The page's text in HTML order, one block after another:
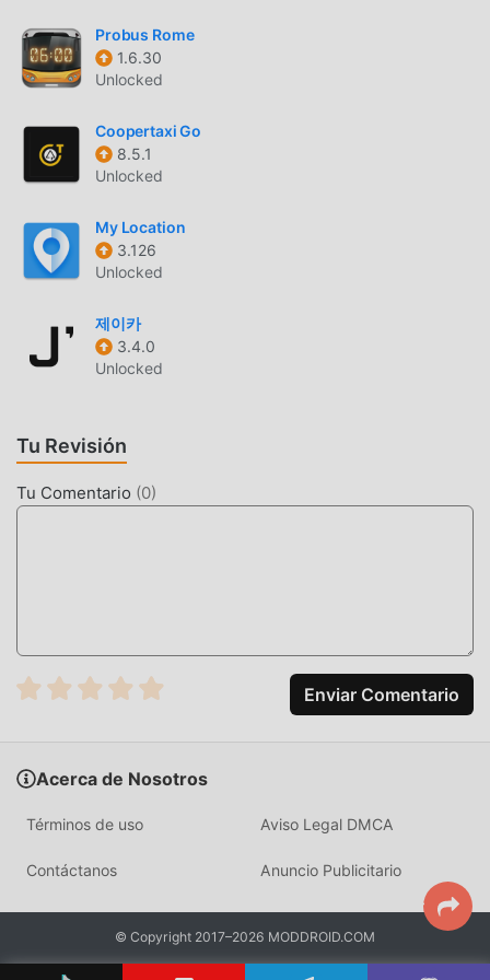
MODIFICACIÓN ÚNICA
completamente gratis, sino que también adjunta la versión
mod, brindándole funciones Free de forma gratuita,
puedes experimentar el nivel más alto de TMBApp 20.35.0
modificaciones han sido autenticadas manualmente por
moddroid, es 100% gratuito y está disponible. Ahora, sólo
e instalar el Free versión mod TMBApp 20.35.0 con un
solo clic, y luego disfrutar de la comodidad que brinda
TMBApp!
Simplemente haz clic en el botón de descarga para instalar
la APLICACIÓN moddroid, puedes descargar directamente
la versión mod gratuita TMBApp 20.35.0 en el paquete de
Probus Rome
1.6.30
Unlocked
Coopertaxi Go
8.5.1
Unlocked
My Location
3.126
Unlocked
제이카
3.4.0
Unlocked
Tu Revisión
Tu Comentario (0)
Enviar Comentario
Acerca de Nosotros
Términos de uso Aviso Legal DMCA
Contáctanos Anuncio Publicitario
© Copyright 2017–2026 MODDROID.COM